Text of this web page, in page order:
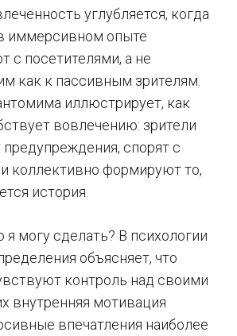
углубляется, когда
иммерсивном опыте
с посетителями, а не
как к пассивным зрителям.
иллюстрирует, как
вовлечению: зрители
спорят с
коллективно формируют то,
история.
я могу сделать? В психологии
объясняет, что
контроль над своими
внутренняя мотивация
впечатления наиболее